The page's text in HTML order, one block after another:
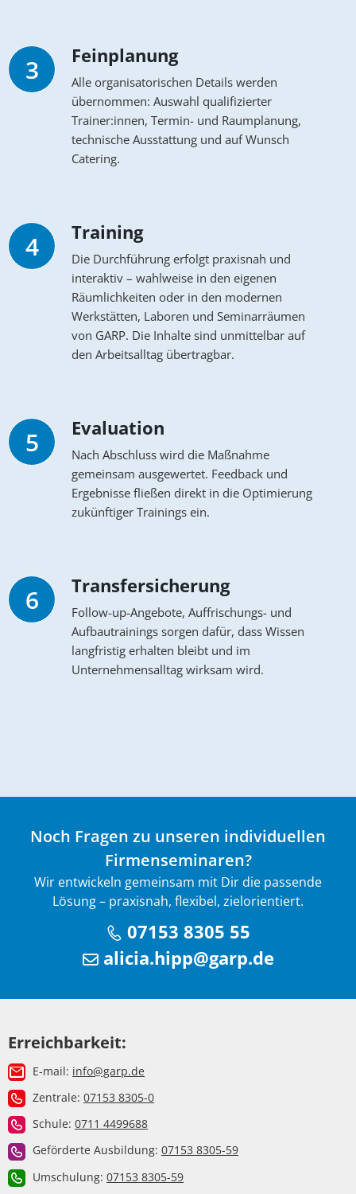
3 Feinplanung
Alle organisatorischen Details werden
übernommen: Auswahl qualifizierter
Trainer:innen, Termin- und Raumplanung,
technische Ausstattung und auf Wunsch
Catering.
4 Training
Die Durchführung erfolgt praxisnah und
interaktiv – wahlweise in den eigenen
Räumlichkeiten oder in den modernen
Werkstätten, Laboren und Seminarräumen
von GARP. Die Inhalte sind unmittelbar auf
den Arbeitsalltag übertragbar.
5 Evaluation
Nach Abschluss wird die Maßnahme
gemeinsam ausgewertet. Feedback und
Ergebnisse fließen direkt in die Optimierung
zukünftiger Trainings ein.
6 Transfersicherung
Follow-up-Angebote, Auffrischungs- und
Aufbautrainings sorgen dafür, dass Wissen
langfristig erhalten bleibt und im
Unternehmensalltag wirksam wird.
Noch Fragen zu unseren individuellen
Firmenseminaren?
Wir entwickeln gemeinsam mit Dir die passende
Lösung – praxisnah, flexibel, zielorientiert.
07153 8305 55
alicia.hipp@garp.de
Erreichbarkeit:
E-mail: info@garp.de
Zentrale: 07153 8305-0
Schule: 0711 4499688
Geförderte Ausbildung: 07153 8305-59
Umschulung: 07153 8305-59